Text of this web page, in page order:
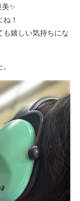
✨
！
嬉しい気持ちにな